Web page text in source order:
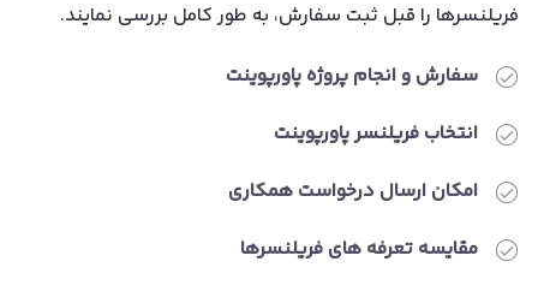
فریلنسرها را قبل ثبت سفارش، به طور کامل بررسی نمایند.
سفارش و انجام پروژه پاورپوینت
انتخاب فریلنسر پاورپوینت
امکان ارسال درخواست همکاری
مقایسه تعرفه های فریلنسرها